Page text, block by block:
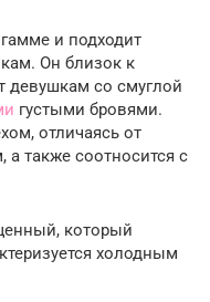
и подходит
Он близок к
девушкам со смуглой
густыми бровями.
отличаясь от
также соотносится с
который
холодным